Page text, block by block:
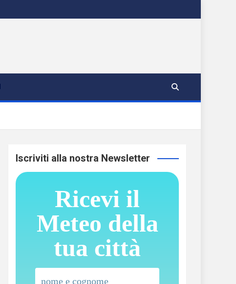
Iscriviti alla nostra Newsletter
Ricevi il
Meteo della
tua città